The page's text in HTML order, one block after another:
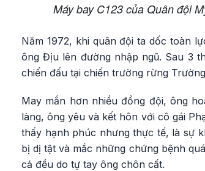
Máy bay C123 của Quân đội
Năm 1972, khi quân đội ta dốc toàn
ông Địu lên đường nhập ngũ. Sau 3
chiến đấu tại chiến trường rừng
May mắn hơn nhiều đồng đội, ông
làng, ông yêu và kết hôn với cô gái
thấy hạnh phúc nhưng thực tế, là sự
bị dị tật và mắc những chứng bệnh
cả đều do tự tay ông chôn cất.